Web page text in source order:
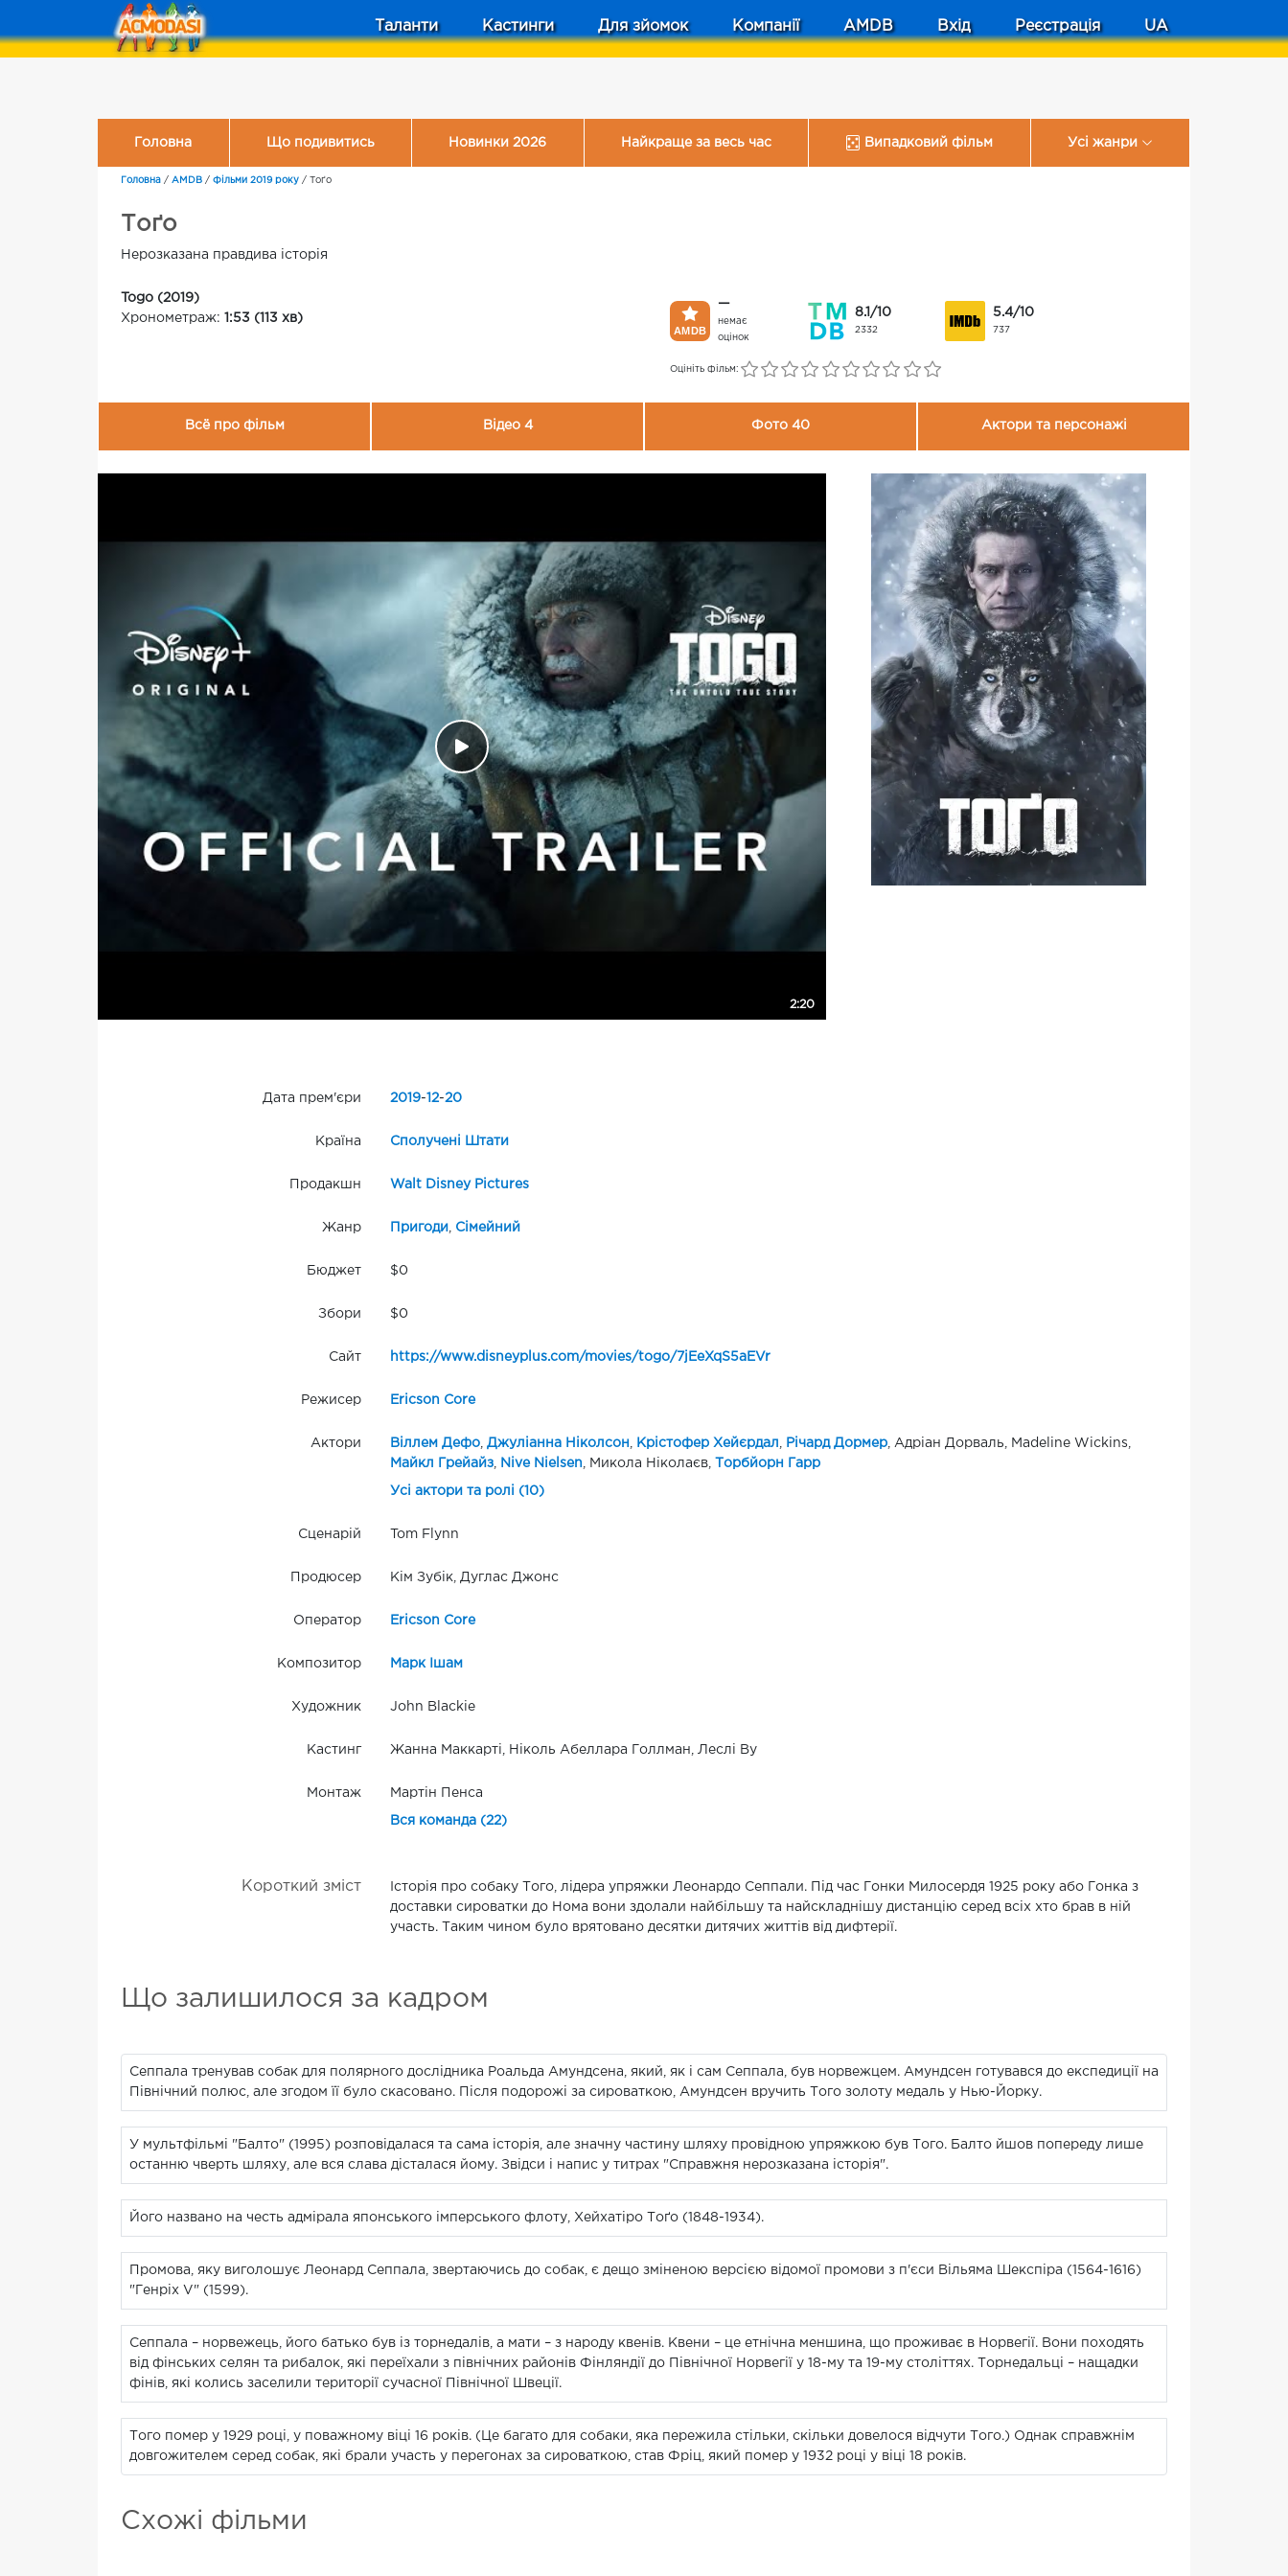
Таланти Кастинги Для зйомок Компанії AMDB Вхід Реєстрація UA
Головна Що подивитись Новинки 2026 Найкраще за весь час Випадковий фільм Усі жанри
Головна / AMDB / Фільми 2019 року / Тоґо
Тоґо
Нерозказана правдива історія
Togo (2019)
Хронометраж: 1:53 (113 хв)
—
немає
оцінок
8.1/10
2332
5.4/10
737
Оцініть фільм:
Всё про фільм Відео 4 Фото 40 Актори та персонажі
2:20
Дата прем'єри 2019-12-20
Країна Сполучені Штати
Продакшн Walt Disney Pictures
Жанр Пригоди Сімейний
Бюджет $0
Збори $0
Сайт https://www.disneyplus.com/movies/togo/7jEeXqS5aEVr
Режисер Ericson Core
Актори Віллем Дефо, Джуліанна Ніколсон Крістофер Хейєрдал Річард Дормер, Адріан Дорваль, Madeline Wickins,
Майкл Грейайз, Nive Nielsen , Микола Ніколаєв, Торбйорн Гарр
Усі актори та ролі (10)
Сценарій Tom Flynn
Продюсер Кім Зубік, Дуглас Джонс
Оператор Ericson Core
Композитор Марк Ішам
Художник John Blackie
Кастинг Жанна Маккарті, Ніколь Абеллара Голлман, Леслі Ву
Монтаж Мартін Пенса
Вся команда (22)
Короткий зміст
Історія про собаку Того, лідера упряжки Леонардо Сеппали. Під час Гонки Милосердя 1925 року або Гонка з
доставки сироватки до Нома вони здолали найбільшу та найскладнішу дистанцію серед всіх хто брав в ній
участь. Таким чином було врятовано десятки дитячих життів від дифтерії.
Що залишилося за кадром
Сеппала тренував собак для полярного дослідника Роальда Амундсена, який, як і сам Сеппала, був норвежцем. Амундсен готувався до експедиції на
Північний полюс, але згодом її було скасовано. Після подорожі за сироваткою, Амундсен вручить Того золоту медаль у Нью-Йорку.
У мультфільмі "Балто" (1995) розповідалася та сама історія, але значну частину шляху провідною упряжкою був Того. Балто йшов попереду лише
останню чверть шляху, але вся слава дісталася йому. Звідси і напис у титрах "Справжня нерозказана історія".
Його названо на честь адмірала японського імперського флоту, Хейхатіро Тоґо (1848-1934).
Промова, яку виголошує Леонард Сеппала, звертаючись до собак, є дещо зміненою версією відомої промови з п'єси Вільяма Шекспіра (1564-1616)
"Генріх V" (1599).
Сеппала – норвежець, його батько був із торнедалів, а мати – з народу квенів. Квени – це етнічна меншина, що проживає в Норвегії. Вони походять
від фінських селян та рибалок, які переїхали з північних районів Фінляндії до Північної Норвегії у 18-му та 19-му століттях. Торнедальці – нащадки
фінів, які колись заселили території сучасної Північної Швеції.
Того помер у 1929 році, у поважному віці 16 років. (Це багато для собаки, яка пережила стільки, скільки довелося відчути Того.) Однак справжнім
довгожителем серед собак, які брали участь у перегонах за сироваткою, став Фріц, який помер у 1932 році у віці 18 років.
Схожі фільми